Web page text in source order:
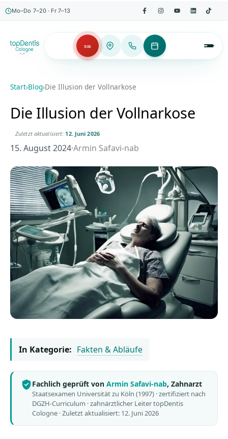
Mo–Do 7–20 · Fr 7–13
SOS
Start›Blog›Die Illusion der Vollnarkose
Die Illusion der Vollnarkose
Zuletzt aktualisiert: 12. Juni 2026
15. August 2024·Armin Safavi-nab
In Kategorie: Fakten & Abläufe
Fachlich geprüft von Armin Safavi-nab, Zahnarzt
Staatsexamen Universität zu Köln (1997) · zertifiziert nach
DGZH-Curriculum · zahnärztlicher Leiter topDentis
Cologne ·Zuletzt aktualisiert: 12. Juni 2026